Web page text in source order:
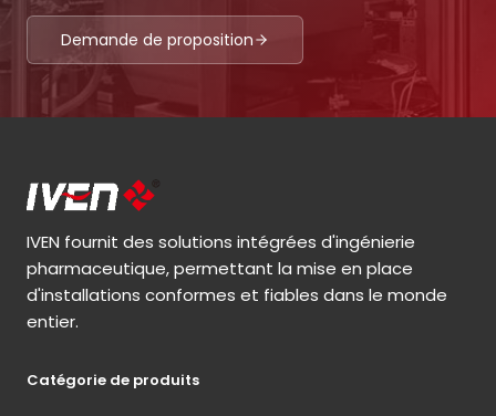
Demande de proposition
IVEN fournit des solutions intégrées d'ingénierie
pharmaceutique, permettant la mise en place
d'installations conformes et fiables dans le monde
entier.
Catégorie de produits